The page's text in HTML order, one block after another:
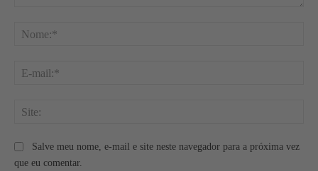
Salve meu nome, e-mail e site neste navegador para a próxima vez
que eu comentar.